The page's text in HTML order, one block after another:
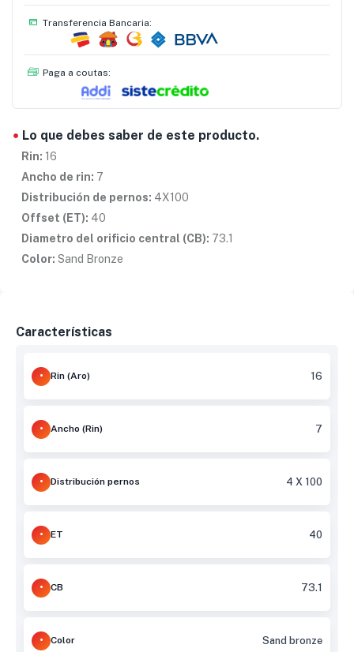
Transferencia Bancaria:
Paga a coutas:
Lo que debes saber de este producto.
Rin: 16
Ancho de rin: 7
Distribución de pernos: 4X100
Offset (ET): 40
Diametro del orificio central (CB): 73.1
Color: Sand Bronze
Características
Rin (Aro) 16
Ancho (Rin) 7
Distribución pernos 4 X 100
ET 40
CB 73.1
Color Sand bronze